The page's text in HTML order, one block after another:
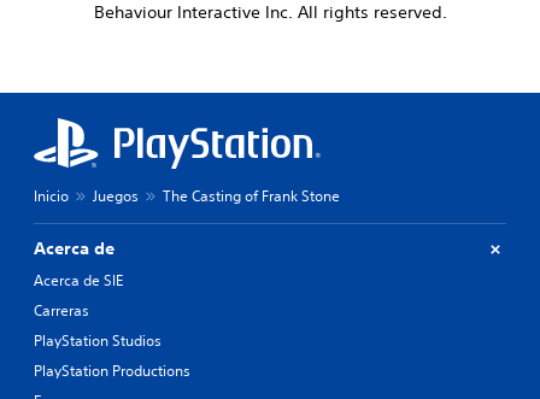
Behaviour Interactive Inc. All rights reserved.
Inicio Juegos The Casting of Frank Stone
Acerca de
Acerca de SIE
Carreras
PlayStation Studios
PlayStation Productions